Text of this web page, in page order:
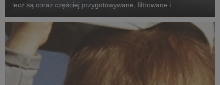
lecz są coraz częściej przygotowywane, filtrowane i
inteligencji.